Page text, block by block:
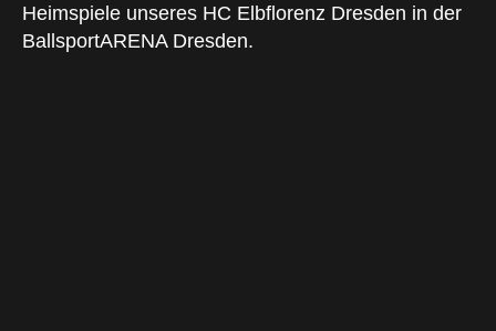
Heimspiele unseres HC Elbflorenz Dresden in der
BallsportARENA Dresden.